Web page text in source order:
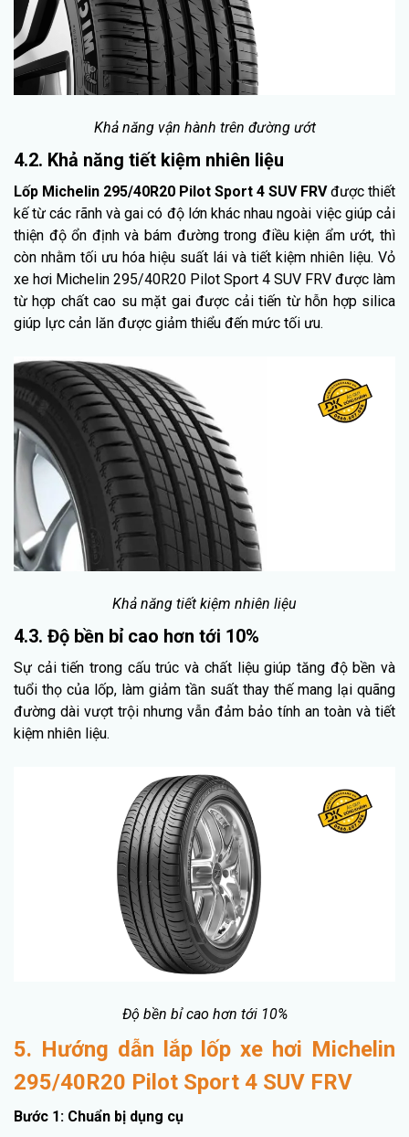
Khả năng vận hành trên đường ướt
4.2. Khả năng tiết kiệm nhiên liệu
Lốp Michelin 295/40R20 Pilot Sport 4 SUV FRVđược thiết
kế từ các rãnh và gai có độ lớn khác nhau ngoài việc giúp cải
thiện độ ổn định và bám đường trong điều kiện ẩm ướt, thì
còn nhằm tối ưu hóa hiệu suất lái và tiết kiệm nhiên liệu. Vỏ
xe hơi Michelin 295/40R20 Pilot Sport 4 SUV FRV được làm
từ hợp chất cao su mặt gai được cải tiến từ hỗn hợp silica
giúp lực cản lăn được giảm thiểu đến mức tối ưu.
Khả năng tiết kiệm nhiên liệu
4.3. Độ bền bỉ cao hơn tới 10%
Sự cải tiến trong cấu trúc và chất liệu giúp tăng độ bền và
tuổi thọ của lốp, làm giảm tần suất thay thế mang lại quãng
đường dài vượt trội nhưng vẫn đảm bảo tính an toàn và tiết
kiệm nhiên liệu.
Độ bền bỉ cao hơn tới 10%
5. Hướng dẫn lắp lốp xe hơi Michelin
295/40R20 Pilot Sport 4 SUV FRV
Bước 1: Chuẩn bị dụng cụ